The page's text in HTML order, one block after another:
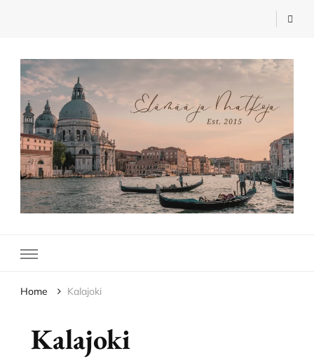
Elämää ja Matkoja
Home Kalajoki
Kalajoki